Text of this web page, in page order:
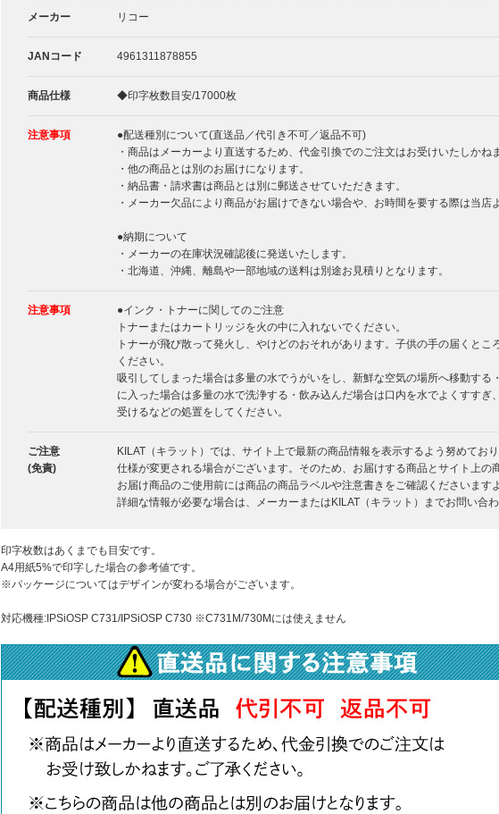
メーカー リコー
JANコード 4961311878855
商品仕様 ◆印字枚数目安/17000枚
注意事項
●配送種別について(直送品／代引き不可／返品不可)
・商品はメーカーより直送するため、代金引換でのご注文はお受けいたしかねま
・他の商品とは別のお届けになります。
・納品書・請求書は商品とは別に郵送させていただきます。
・メーカー欠品により商品がお届けできない場合や、お時間を要する際は当店
●納期について
・メーカーの在庫状況確認後に発送いたします。
・北海道、沖縄、離島や一部地域の送料は別途お見積りとなります。
注意事項
●インク・トナーに関してのご注意
トナーまたはカートリッジを火の中に入れないでください。
トナーが飛び散って発火し、やけどのおそれがあります。子供の手の届くと
ください。
吸引してしまった場合は多量の水でうがいをし、新鮮な空気の場所へ移動する
に入った場合は多量の水で洗浄する・飲み込んだ場合は口内を水でよくすすぎ
受けるなどの処置をしてください。
ご注意
(免責)
KILAT（キラット）では、サイト上で最新の商品情報を表示するよう努めてお
仕様が変更される場合がございます。そのため、お届けする商品とサイト上の
お届け商品のご使用前には商品の商品ラベルや注意書きをご確認くださいます
詳細な情報が必要な場合は、メーカーまたはKILAT（キラット）までお問い合わ
印字枚数はあくまでも目安です。
A4用紙5%で印字した場合の参考値です。
※パッケージについてはデザインが変わる場合がございます。
対応機種:IPSiOSP C731/IPSiOSP C730※C731M/730Mには使えません